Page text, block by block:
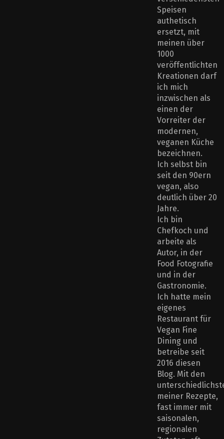
Speisen
authetisch
ersetzt, mit
meinen über
1000
veröffentlichten
Kreationen darf
ich mich
inzwischen als
einen der
Vorreiter der
modernen,
veganen Küche
bezeichnen.
Ich selbst bin
seit den 90ern
vegan, also
deutlich über 20
Jahre.
Ich bin
Chefkoch und
arbeite als
Autor, in der
Food Fotografie
und in der
Gastronomie.
Ich hatte mein
eigenes
Restaurant für
Vegan Fine
Dining und
betreibe seit
2016 diesen
Blog. Mit den
meiner Rezepte,
fast immer mit
saisonalen,
regionalen